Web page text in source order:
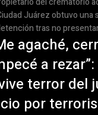
Juárez obtuvo
tras no
agaché,
a
terror del
por